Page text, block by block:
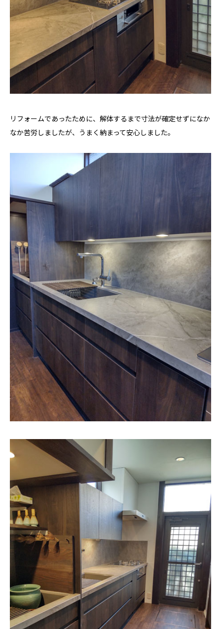
リフォームであったために、解体するまで寸法が確定せずになか
なか苦労しましたが、うまく納まって安心しました。